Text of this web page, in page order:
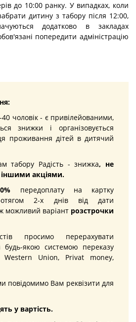
до 10:00 ранку. У випадках, коли
дитину з табору після 12:00,
додатково в закладах
попередити адміністрацію
чоловік - є привілейованими,
знижки і організовується
проживання дітей в дитячий
табору Радість - знижка, не
іншими акціями.
передоплату на картку
2-х днів від дати
можливий варіант розстрочки
просимо перерахувати
будь-якою системою переказу
Western Union, Privat money,
повідомимо Вам реквізити для
у вартість.